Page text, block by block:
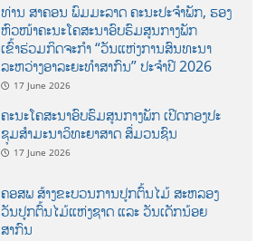
ທ່ານ ສາຄອນ ພົມມະລາດ ຄະນະປະຈໍາພັກ, ຮອງ
ຫົວໜ້າຄະນະໂຄສະນາອົບຮົມສູນກາງພັກ
ເຂົ້າຮ່ວມກິດຈະກຳ “ວັນແຫ່ງການສົນທະນາ
ລະຫວ່າງອາລະຍະທຳສາກົນ” ປະຈຳປີ 2026
17 June 2026
ຄະນະໂຄສະນາອົບຮົມສູນກາງພັກ ເປີດກອງປະ
ຊຸມສຳມະນາວິທະຍາສາດ ສຶ່ມວນຊົນ
17 June 2026
ຄອສພ ສ້າງຂະບວນການປູກຕົ້ນໄມ້ ສະຫລອງ
ວັນປູກຕົ້ນໄມ້ແຫ່ງຊາດ ແລະ ວັນເດັກນ້ອຍ
ສາກົນ